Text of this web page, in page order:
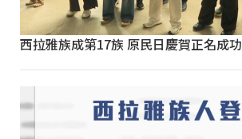
西拉雅族成第17族 原民日慶賀正名成功